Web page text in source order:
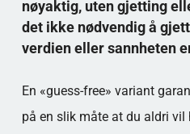
nøyaktig, uten gjetting
det ikke nødvendig å
verdien eller sannheten
En «guess-free» variant
på en slik måte at du aldri